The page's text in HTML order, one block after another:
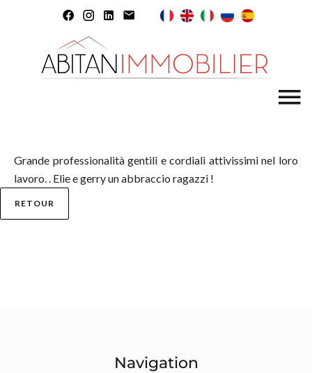
Grande professionalità gentili e cordiali attivissimi nel loro
lavoro. . Elie e gerry un abbraccio ragazzi !
RETOUR
Navigation